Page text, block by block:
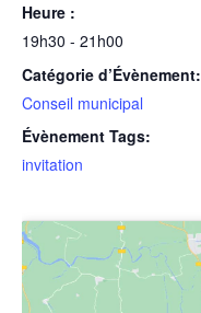
Heure :
19h30 - 21h00
Catégorie d’Évènement:
Conseil municipal
Évènement Tags:
invitation